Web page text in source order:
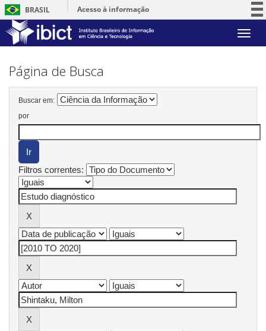
BRASIL
Acesso à informação
Serviços
Skip
Página de Busca
Buscar em:
por
Filtros correntes: